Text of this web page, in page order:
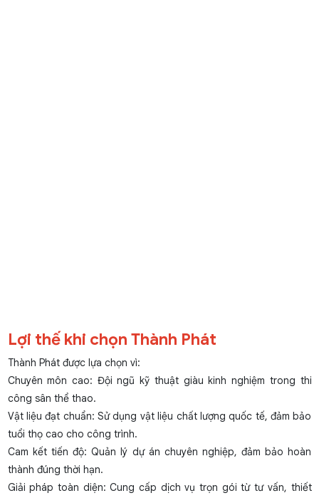
Lợi thế khi chọn Thành Phát
Thành Phát được lựa chọn vì:
Chuyên môn cao: Đội ngũ kỹ thuật giàu kinh nghiệm trong thi
công sân thể thao.
Vật liệu đạt chuẩn: Sử dụng vật liệu chất lượng quốc tế, đảm bảo
tuổi thọ cao cho công trình.
Cam kết tiến độ: Quản lý dự án chuyên nghiệp, đảm bảo hoàn
thành đúng thời hạn.
Giải pháp toàn diện: Cung cấp dịch vụ trọn gói từ tư vấn, thiết